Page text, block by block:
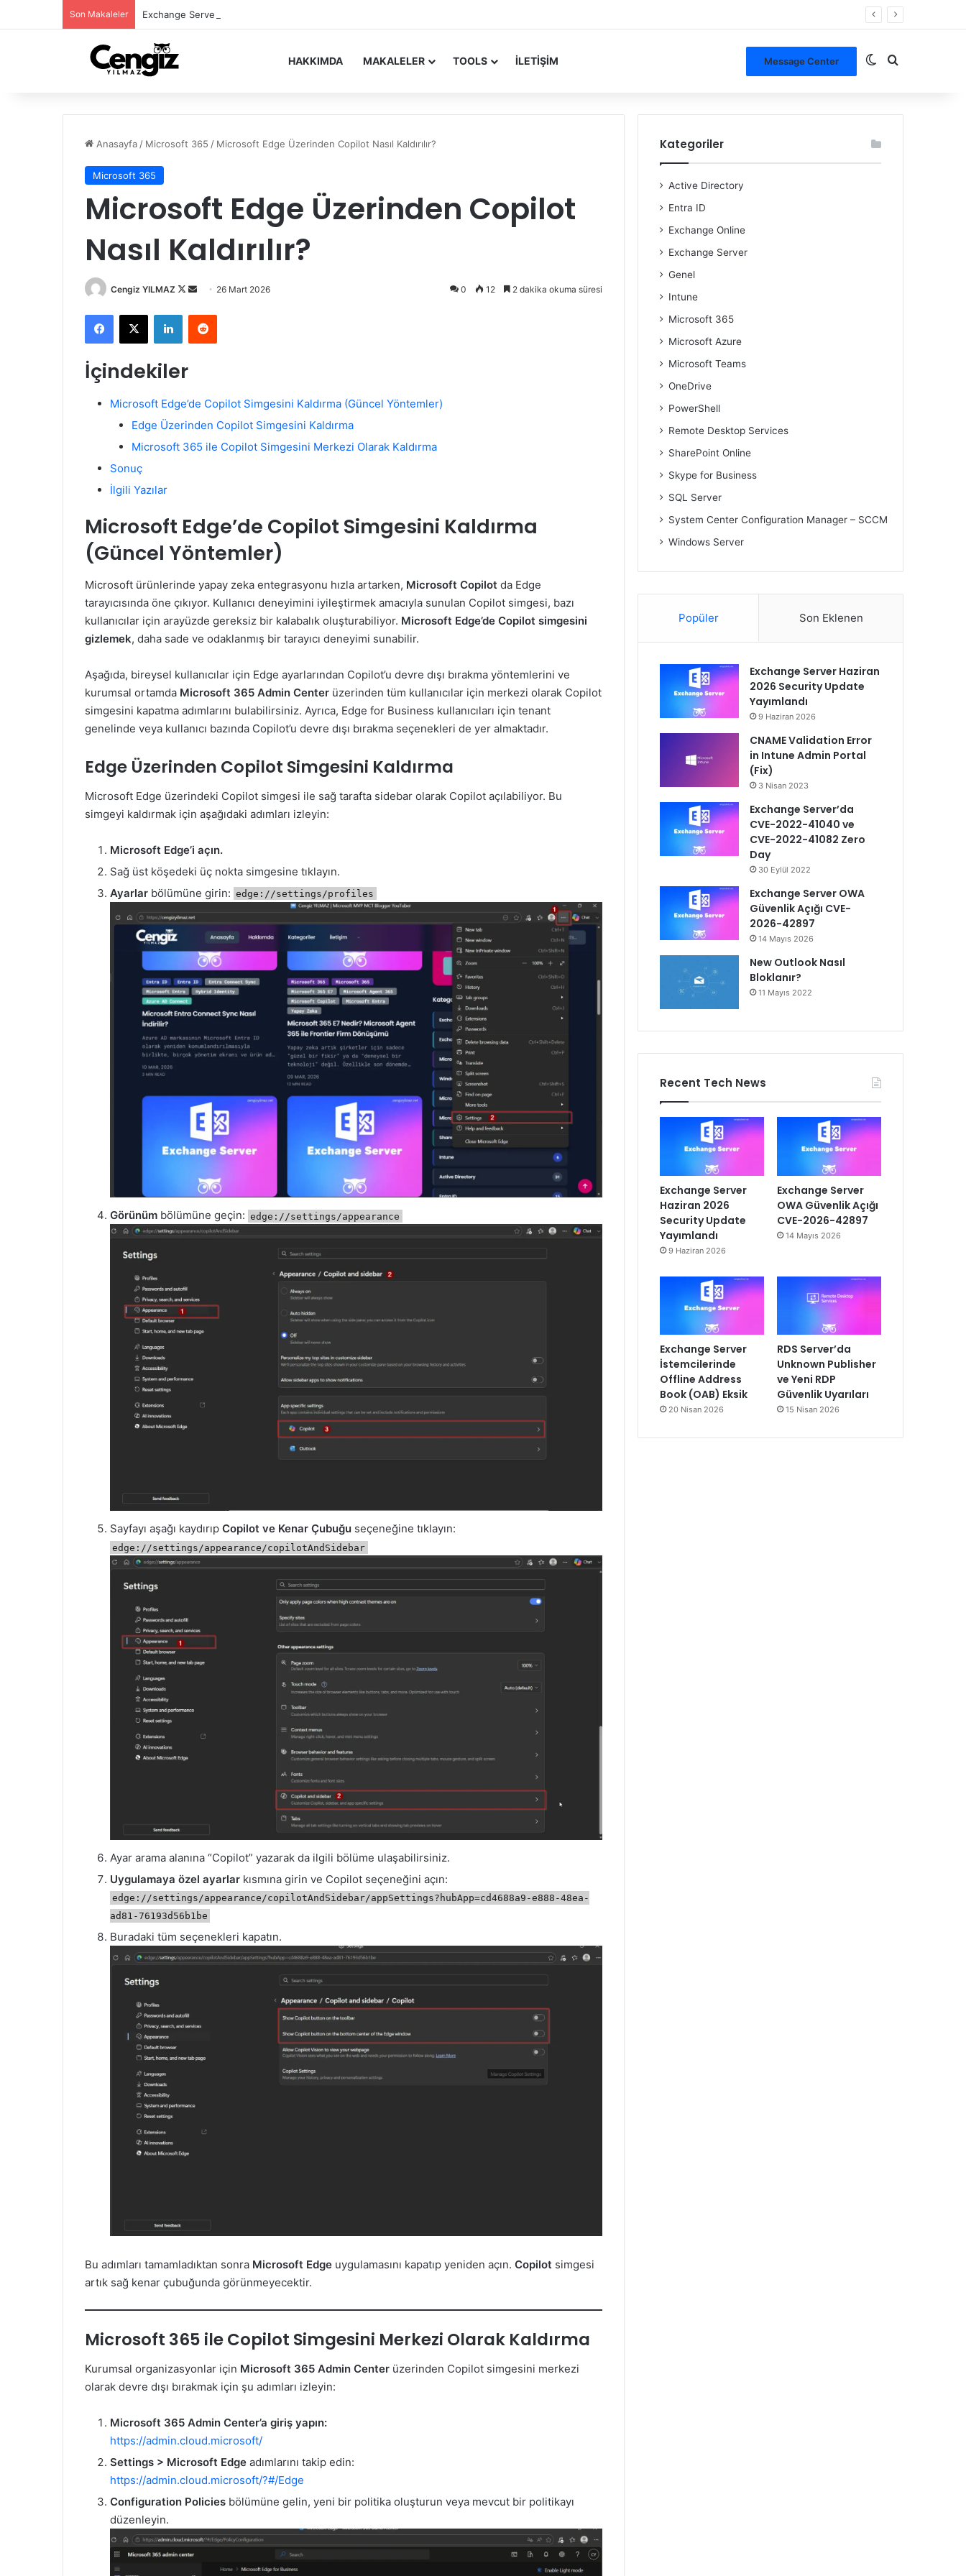
Son Makaleler Exchange Server Haziran 2026 Security Update Yayımlandı
HAKKIMDA MAKALELER TOOLS İLETIŞIM Message Center Dış görünümü
Arama yap
Anasayfa / Microsoft 365 / Microsoft Edge Üzerinden Copilot Nasıl Kaldırılır?
Microsoft 365
Microsoft Edge Üzerinden Copilot
Nasıl Kaldırılır?
Cengiz YILMAZ
Follow
Bir
posta
göndermek
26 Mart 2026 0 12 2 dakika okuma süresi
Facebook
X LinkedInReddit
İçindekiler
Microsoft Edge’de Copilot Simgesini Kaldırma (Güncel Yöntemler)
Edge Üzerinden Copilot Simgesini Kaldırma
Microsoft 365 ile Copilot Simgesini Merkezi Olarak Kaldırma
Sonuç
İlgili Yazılar
Microsoft Edge’de Copilot Simgesini Kaldırma
(Güncel Yöntemler)
Microsoft ürünlerinde yapay zeka entegrasyonu hızla artarken, Microsoft Copilot da Edge
tarayıcısında öne çıkıyor. Kullanıcı deneyimini iyileştirmek amacıyla sunulan Copilot simgesi, bazı
kullanıcılar için arayüzde gereksiz bir kalabalık oluşturabiliyor. Microsoft Edge’de Copilot simgesini
gizlemek, daha sade ve odaklanmış bir tarayıcı deneyimi sunabilir.
Aşağıda, bireysel kullanıcılar için Edge ayarlarından Copilot’u devre dışı bırakma yöntemlerini ve
kurumsal ortamda Microsoft 365 Admin Center üzerinden tüm kullanıcılar için merkezi olarak Copilot
simgesini kapatma adımlarını bulabilirsiniz. Ayrıca, Edge for Business kullanıcıları için tenant
genelinde veya kullanıcı bazında Copilot’u devre dışı bırakma seçenekleri de yer almaktadır.
Edge Üzerinden Copilot Simgesini Kaldırma
Microsoft Edge üzerindeki Copilot simgesi ile sağ tarafta sidebar olarak Copilot açılabiliyor. Bu
simgeyi kaldırmak için aşağıdaki adımları izleyin:
Microsoft Edge’i açın.
Sağ üst köşedeki üç nokta simgesine tıklayın.
Ayarlar bölümüne girin: edge://settings/profiles
Görünüm bölümüne geçin: edge://settings/appearance
Sayfayı aşağı kaydırıp Copilot ve Kenar Çubuğu seçeneğine tıklayın:
edge://settings/appearance/copilotAndSidebar
Ayar arama alanına “Copilot” yazarak da ilgili bölüme ulaşabilirsiniz.
Uygulamaya özel ayarlar kısmına girin ve Copilot seçeneğini açın:
edge://settings/appearance/copilotAndSidebar/appSettings?hubApp=cd4688a9-e888-48ea-
ad81-76193d56b1be
Buradaki tüm seçenekleri kapatın.
Bu adımları tamamladıktan sonra Microsoft Edge uygulamasını kapatıp yeniden açın. Copilot simgesi
artık sağ kenar çubuğunda görünmeyecektir.
Microsoft 365 ile Copilot Simgesini Merkezi Olarak Kaldırma
Kurumsal organizasyonlar için Microsoft 365 Admin Center üzerinden Copilot simgesini merkezi
olarak devre dışı bırakmak için şu adımları izleyin:
Microsoft 365 Admin Center’a giriş yapın:
https://admin.cloud.microsoft/
Settings > Microsoft Edge adımlarını takip edin:
https://admin.cloud.microsoft/?#/Edge
Configuration Policies bölümüne gelin, yeni bir politika oluşturun veya mevcut bir politikayı
düzenleyin.
Kategoriler
Active Directory
Entra ID
Exchange Online
Exchange Server
Genel
Intune
Microsoft 365
Microsoft Azure
Microsoft Teams
OneDrive
PowerShell
Remote Desktop Services
SharePoint Online
Skype for Business
SQL Server
System Center Configuration Manager – SCCM
Windows Server
Popüler Son Eklenen
Exchange Server Haziran
2026 Security Update
Yayımlandı
9 Haziran 2026
CNAME Validation Error
in Intune Admin Portal
(Fix)
3 Nisan 2023
Exchange Server’da
CVE-2022-41040 ve
CVE-2022-41082 Zero
Day
30 Eylül 2022
Exchange Server OWA
Güvenlik Açığı CVE-
2026-42897
14 Mayıs 2026
New Outlook Nasıl
Bloklanır?
11 Mayıs 2022
Recent Tech News
Exchange Server
Haziran 2026
Security Update
Yayımlandı
9 Haziran 2026
Exchange Server
OWA Güvenlik Açığı
CVE-2026-42897
14 Mayıs 2026
Exchange Server
İstemcilerinde
Offline Address
Book (OAB) Eksik
20 Nisan 2026
RDS Server’da
Unknown Publisher
ve Yeni RDP
Güvenlik Uyarıları
15 Nisan 2026